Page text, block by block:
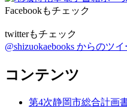
Facebookもチェック
twitterもチェック
@shizuokaebooks からのツイ
コンテンツ
第4次静岡市総合計画